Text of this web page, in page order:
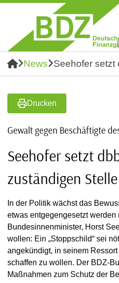
News Seehofer setzt
Drucken
Gewalt gegen Beschäftigte
Seehofer setzt
zuständigen
In der Politik wächst das
etwas entgegengesetzt
Bundesinnenminister, Horst
wollen: Ein „Stoppschild“ sei
angekündigt, in seinem
schaffen zu wollen. Der BDZ-
Maßnahmen zum Schutz der